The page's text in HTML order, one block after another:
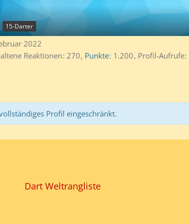
15-Darter
2022
Reaktionen 270 Punkte 1.200 Profil-Aufrufe
Profil eingeschränkt.
Dart Weltrangliste